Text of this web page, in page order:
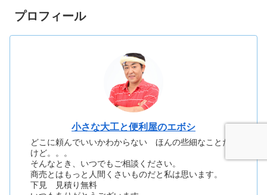
プロフィール
小さな大工と便利屋のエボシ
どこに頼んでいいかわからない ほんの些細なことだ
けど。。。
そんなとき、いつでもご相談ください。
商売とはもっと人間くさいものだと私は思います。
下見 見積り無料